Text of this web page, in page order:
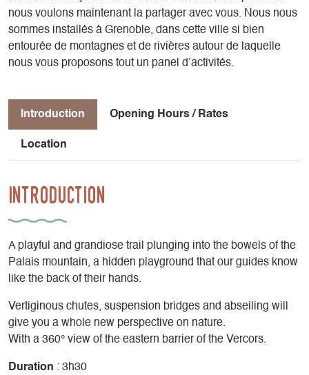
nous voulons maintenant la partager avec vous. Nous nous
sommes installés à Grenoble, dans cette ville si bien
entourée de montagnes et de rivières autour de laquelle
nous vous proposons tout un panel d’activités.
Introduction Opening Hours / Rates
Location
Introduction
A playful and grandiose trail plunging into the bowels of the
Palais mountain, a hidden playground that our guides know
like the back of their hands.
Vertiginous chutes, suspension bridges and abseiling will
give you a whole new perspective on nature.
With a 360° view of the eastern barrier of the Vercors.
Duration : 3h30